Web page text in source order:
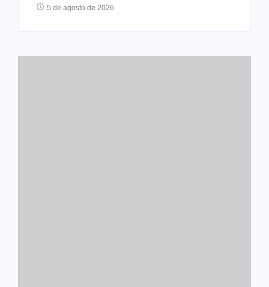
5 de agosto de 2026